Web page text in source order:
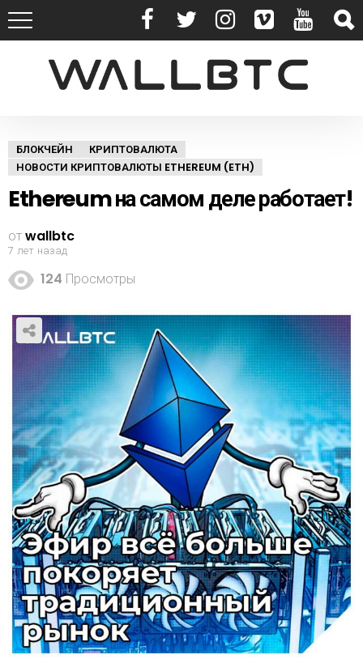
БЛОКЧЕЙН
КРИПТОВАЛЮТА
НОВОСТИ КРИПТОВАЛЮТЫ ETHEREUM (ETH)
Ethereum на самом деле работает!
отwallbtc
7 лет назад
124 Просмотры